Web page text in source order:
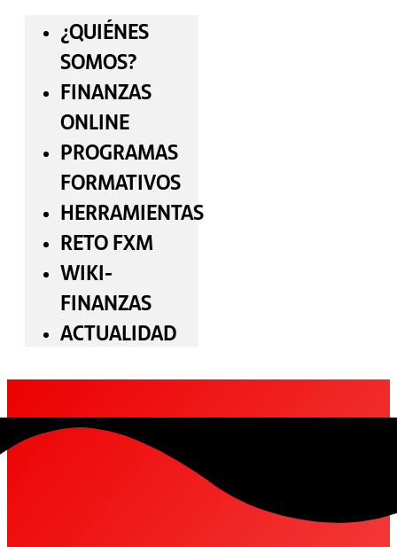
¿QUIÉNES
SOMOS?
FINANZAS
ONLINE
PROGRAMAS
FORMATIVOS
HERRAMIENTAS
RETO FXM
WIKI-
FINANZAS
ACTUALIDAD